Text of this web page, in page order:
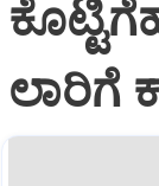
ಲಾರಿಗೆ